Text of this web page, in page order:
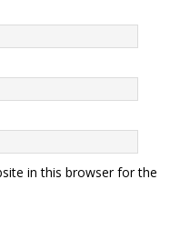
in this browser for the